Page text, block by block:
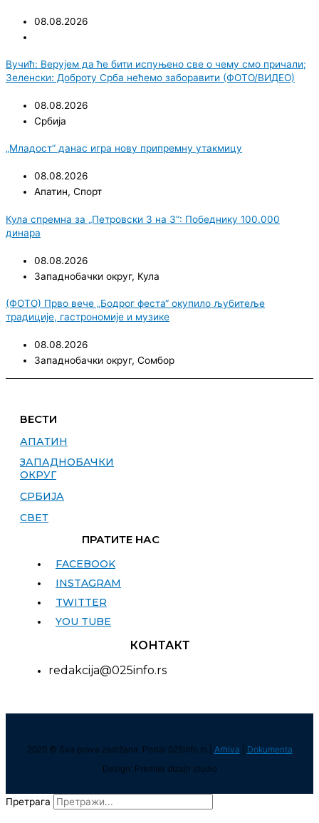
08.08.2026
Вучић: Верујем да ће бити испуњено све о чему смо причали;
Зеленски: Доброту Срба нећемо заборавити (ФОТО/ВИДЕО)
08.08.2026
Србија
„Младост“ данас игра нову припремну утакмицу
08.08.2026
Апатин, Спорт
Кула спремна за „Петровски 3 на 3“: Победнику 100.000
динара
08.08.2026
Западнобачки округ, Кула
(ФОТО) Прво вече „Бодрог феста“ окупило љубитеље
традиције, гастрономије и музике
08.08.2026
Западнобачки округ, Сомбор
ВЕСТИ
АПАТИН
ЗАПАДНОБАЧКИ
ОКРУГ
СРБИЈА
СВЕТ
ПРАТИТЕ НАС
FACEBOOK
INSTAGRAM
TWITTER
YOU TUBE
КОНТАКТ
redakcija@025info.rs
2020 © Sva prava zadržana. Portal 025info.rs | Arhiva
Dokumenta
Design: Premier dizajn studio
Претрага